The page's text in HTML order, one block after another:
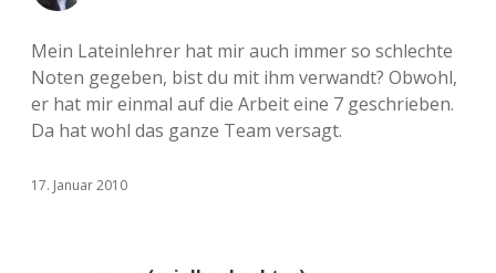
Mein Lateinlehrer hat mir auch immer so schlechte
Noten gegeben, bist du mit ihm verwandt? Obwohl,
er hat mir einmal auf die Arbeit eine 7 geschrieben.
Da hat wohl das ganze Team versagt.
17. Januar 2010